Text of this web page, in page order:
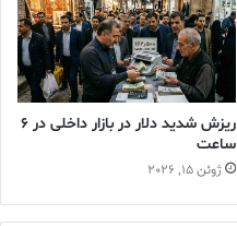
ریزش شدید دلار در بازار داخلی در 6
ساعت
ژوئن 15, 2026